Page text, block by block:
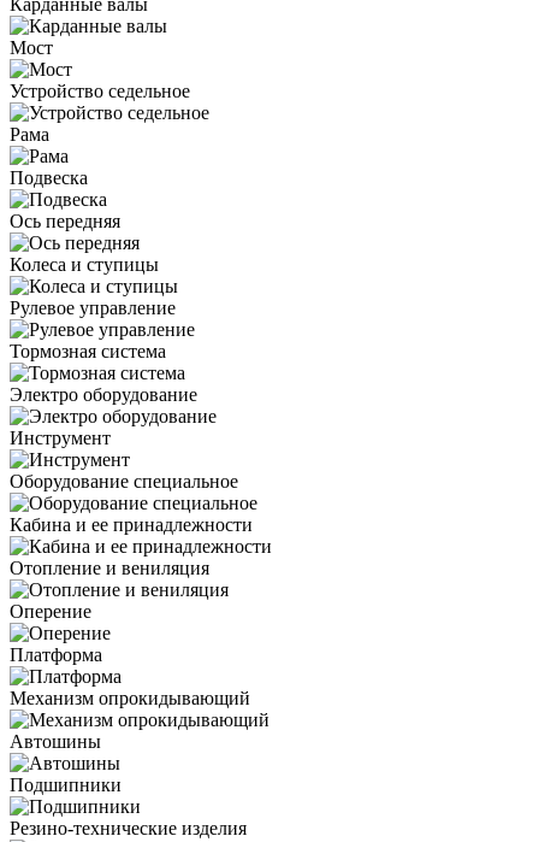
Мост
Устройство седельное
Рама
Подвеска
Ось передняя
Колеса и ступицы
Рулевое управление
Тормозная система
Электро оборудование
Инструмент
Оборудование специальное
Кабина и ее принадлежности
Отопление и вениляция
Оперение
Платформа
Механизм опрокидывающий
Автошины
Подшипники
Резино-технические изделия